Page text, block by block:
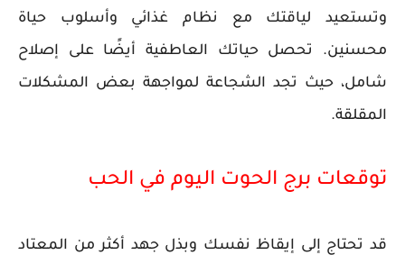
وتستعيد لياقتك مع نظام غذائي وأسلوب حياة
محسنين. تحصل حياتك العاطفية أيضًا على إصلاح
شامل، حيث تجد الشجاعة لمواجهة بعض المشكلات
المقلقة.
توقعات برج الحوت اليوم في الحب
قد تحتاج إلى إيقاظ نفسك وبذل جهد أكثر من المعتاد